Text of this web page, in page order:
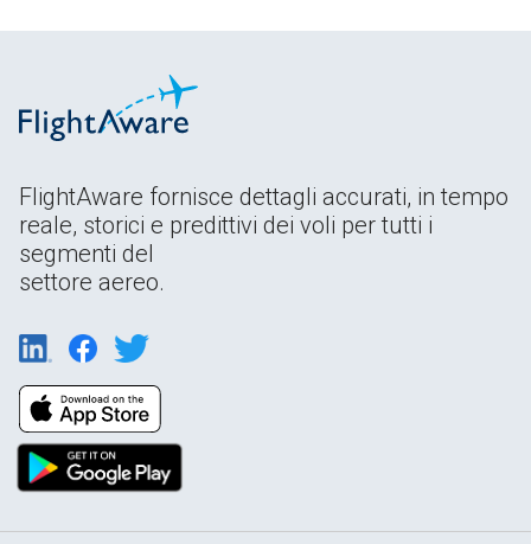
FlightAware fornisce dettagli accurati, in tempo
reale, storici e predittivi dei voli per tutti i
segmenti del
settore aereo.